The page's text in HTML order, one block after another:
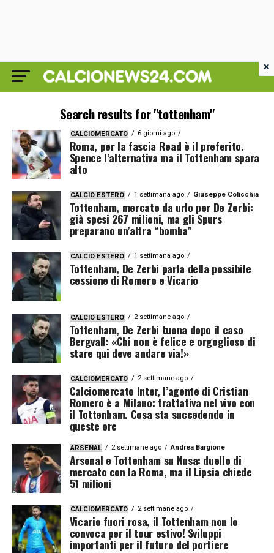
Search results for "tottenham"
CALCIOMERCATO 6 giorni ago
Roma, per la fascia Read è il preferito.
Spence l’alternativa ma il Tottenham spara
alto
CALCIO ESTERO 1 settimana ago Giuseppe Colicchia
Tottenham, mercato da urlo per De Zerbi:
già spesi 267 milioni, ma gli Spurs
preparano un’altra “bomba”
CALCIO ESTERO 1 settimana ago
Tottenham, De Zerbi parla della possibile
cessione di Romero e Vicario
CALCIO ESTERO 2 settimane ago
Tottenham, De Zerbi tuona dopo il caso
Bergvall: «Chi non è felice e orgoglioso di
stare qui deve andare via!»
CALCIOMERCATO 2 settimane ago
Calciomercato Inter, l’agente di Cristian
Romero è a Milano: trattativa nel vivo con
il Tottenham. Cosa sta succedendo in
queste ore
ARSENAL 2 settimane ago Andrea Bargione
Arsenal e Tottenham su Nusa: duello di
mercato con la Roma, ma il Lipsia chiede
51 milioni
CALCIOMERCATO 2 settimane ago
Vicario fuori rosa, il Tottenham non lo
convoca per il tour estivo! Sviluppi
importanti per il futuro del portiere
×